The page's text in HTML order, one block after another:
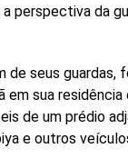
perspectiva da
de seus guardas,
em sua
de um prédio
e outros